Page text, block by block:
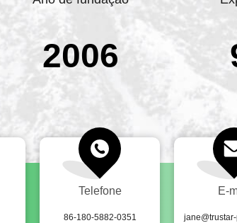
2006
Telefone
86-180-5882-0351
E-